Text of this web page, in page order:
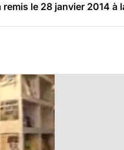
le 28 janvier 2014